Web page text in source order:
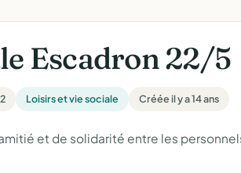
Escadron 22/5
Loisirs et vie sociale Créée il y a 14 ans
et de solidarité entre les